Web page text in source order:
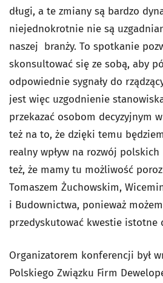
długi, a te zmiany są bardzo
niejednokrotnie nie są
naszej branży. To spotkanie
skonsultować się ze sobą, aby
odpowiednie sygnały do
jest więc uzgodnienie
przekazać osobom decyzyjnym
też na to, że dzięki temu
realny wpływ na rozwój
też, że mamy tu możliwość
Tomaszem Żuchowskim,
i Budownictwa, ponieważ
przedyskutować kwestie istotne
Organizatorem konferencji był
Polskiego Związku Firm